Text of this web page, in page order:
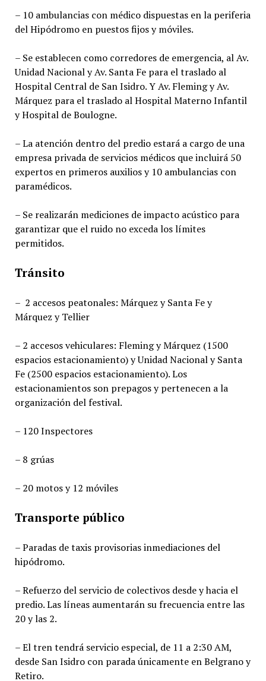
– 10 ambulancias con médico dispuestas en la periferia
del Hipódromo en puestos fijos y móviles.
– Se establecen como corredores de emergencia, al Av.
Unidad Nacional y Av. Santa Fe para el traslado al
Hospital Central de San Isidro. Y Av. Fleming y Av.
Márquez para el traslado al Hospital Materno Infantil
y Hospital de Boulogne.
– La atención dentro del predio estará a cargo de una
empresa privada de servicios médicos que incluirá 50
expertos en primeros auxilios y 10 ambulancias con
paramédicos.
– Se realizarán mediciones de impacto acústico para
garantizar que el ruido no exceda los límites
permitidos.
Tránsito
– 2 accesos peatonales: Márquez y Santa Fe y
Márquez y Tellier
– 2 accesos vehiculares: Fleming y Márquez (1500
espacios estacionamiento) y Unidad Nacional y Santa
Fe (2500 espacios estacionamiento). Los
estacionamientos son prepagos y pertenecen a la
organización del festival.
– 120 Inspectores
– 8 grúas
– 20 motos y 12 móviles
Transporte público
– Paradas de taxis provisorias inmediaciones del
hipódromo.
– Refuerzo del servicio de colectivos desde y hacia el
predio. Las líneas aumentarán su frecuencia entre las
20 y las 2.
– El tren tendrá servicio especial, de 11 a 2:30 AM,
desde San Isidro con parada únicamente en Belgrano y
Retiro.